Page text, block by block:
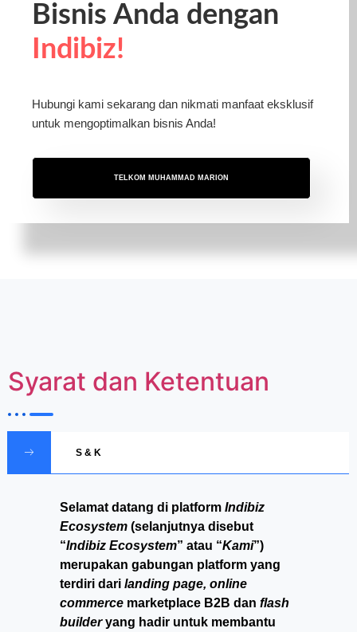
Bisnis Anda dengan
Indibiz!
Hubungi kami sekarang dan nikmati manfaat eksklusif
untuk mengoptimalkan bisnis Anda!
TELKOM MUHAMMAD MARION
Syarat dan Ketentuan
S & K
Selamat datang di platform Indibiz
Ecosystem (selanjutnya disebut
“Indibiz Ecosystem” atau “Kami”)
merupakan gabungan platform yang
terdiri dari landing page, online
commerce marketplace B2B dan flash
builderyang hadir untuk membantu